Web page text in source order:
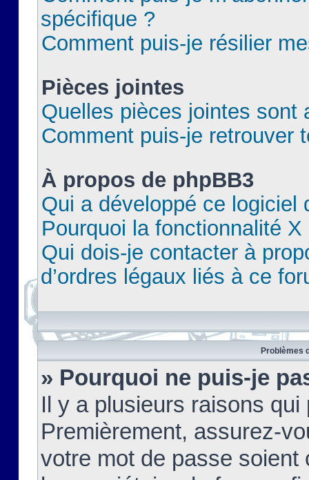
spécifique ?
Comment puis-je résilier
Pièces jointes
Quelles pièces jointes sont
Comment puis-je retrouver
À propos de phpBB3
Qui a développé ce logiciel
Pourquoi la fonctionnalité X
Qui dois-je contacter à
d’ordres légaux liés à ce
Problèmes
» Pourquoi ne puis-je
Il y a plusieurs raisons
Premièrement, assurez-
votre mot de passe soient